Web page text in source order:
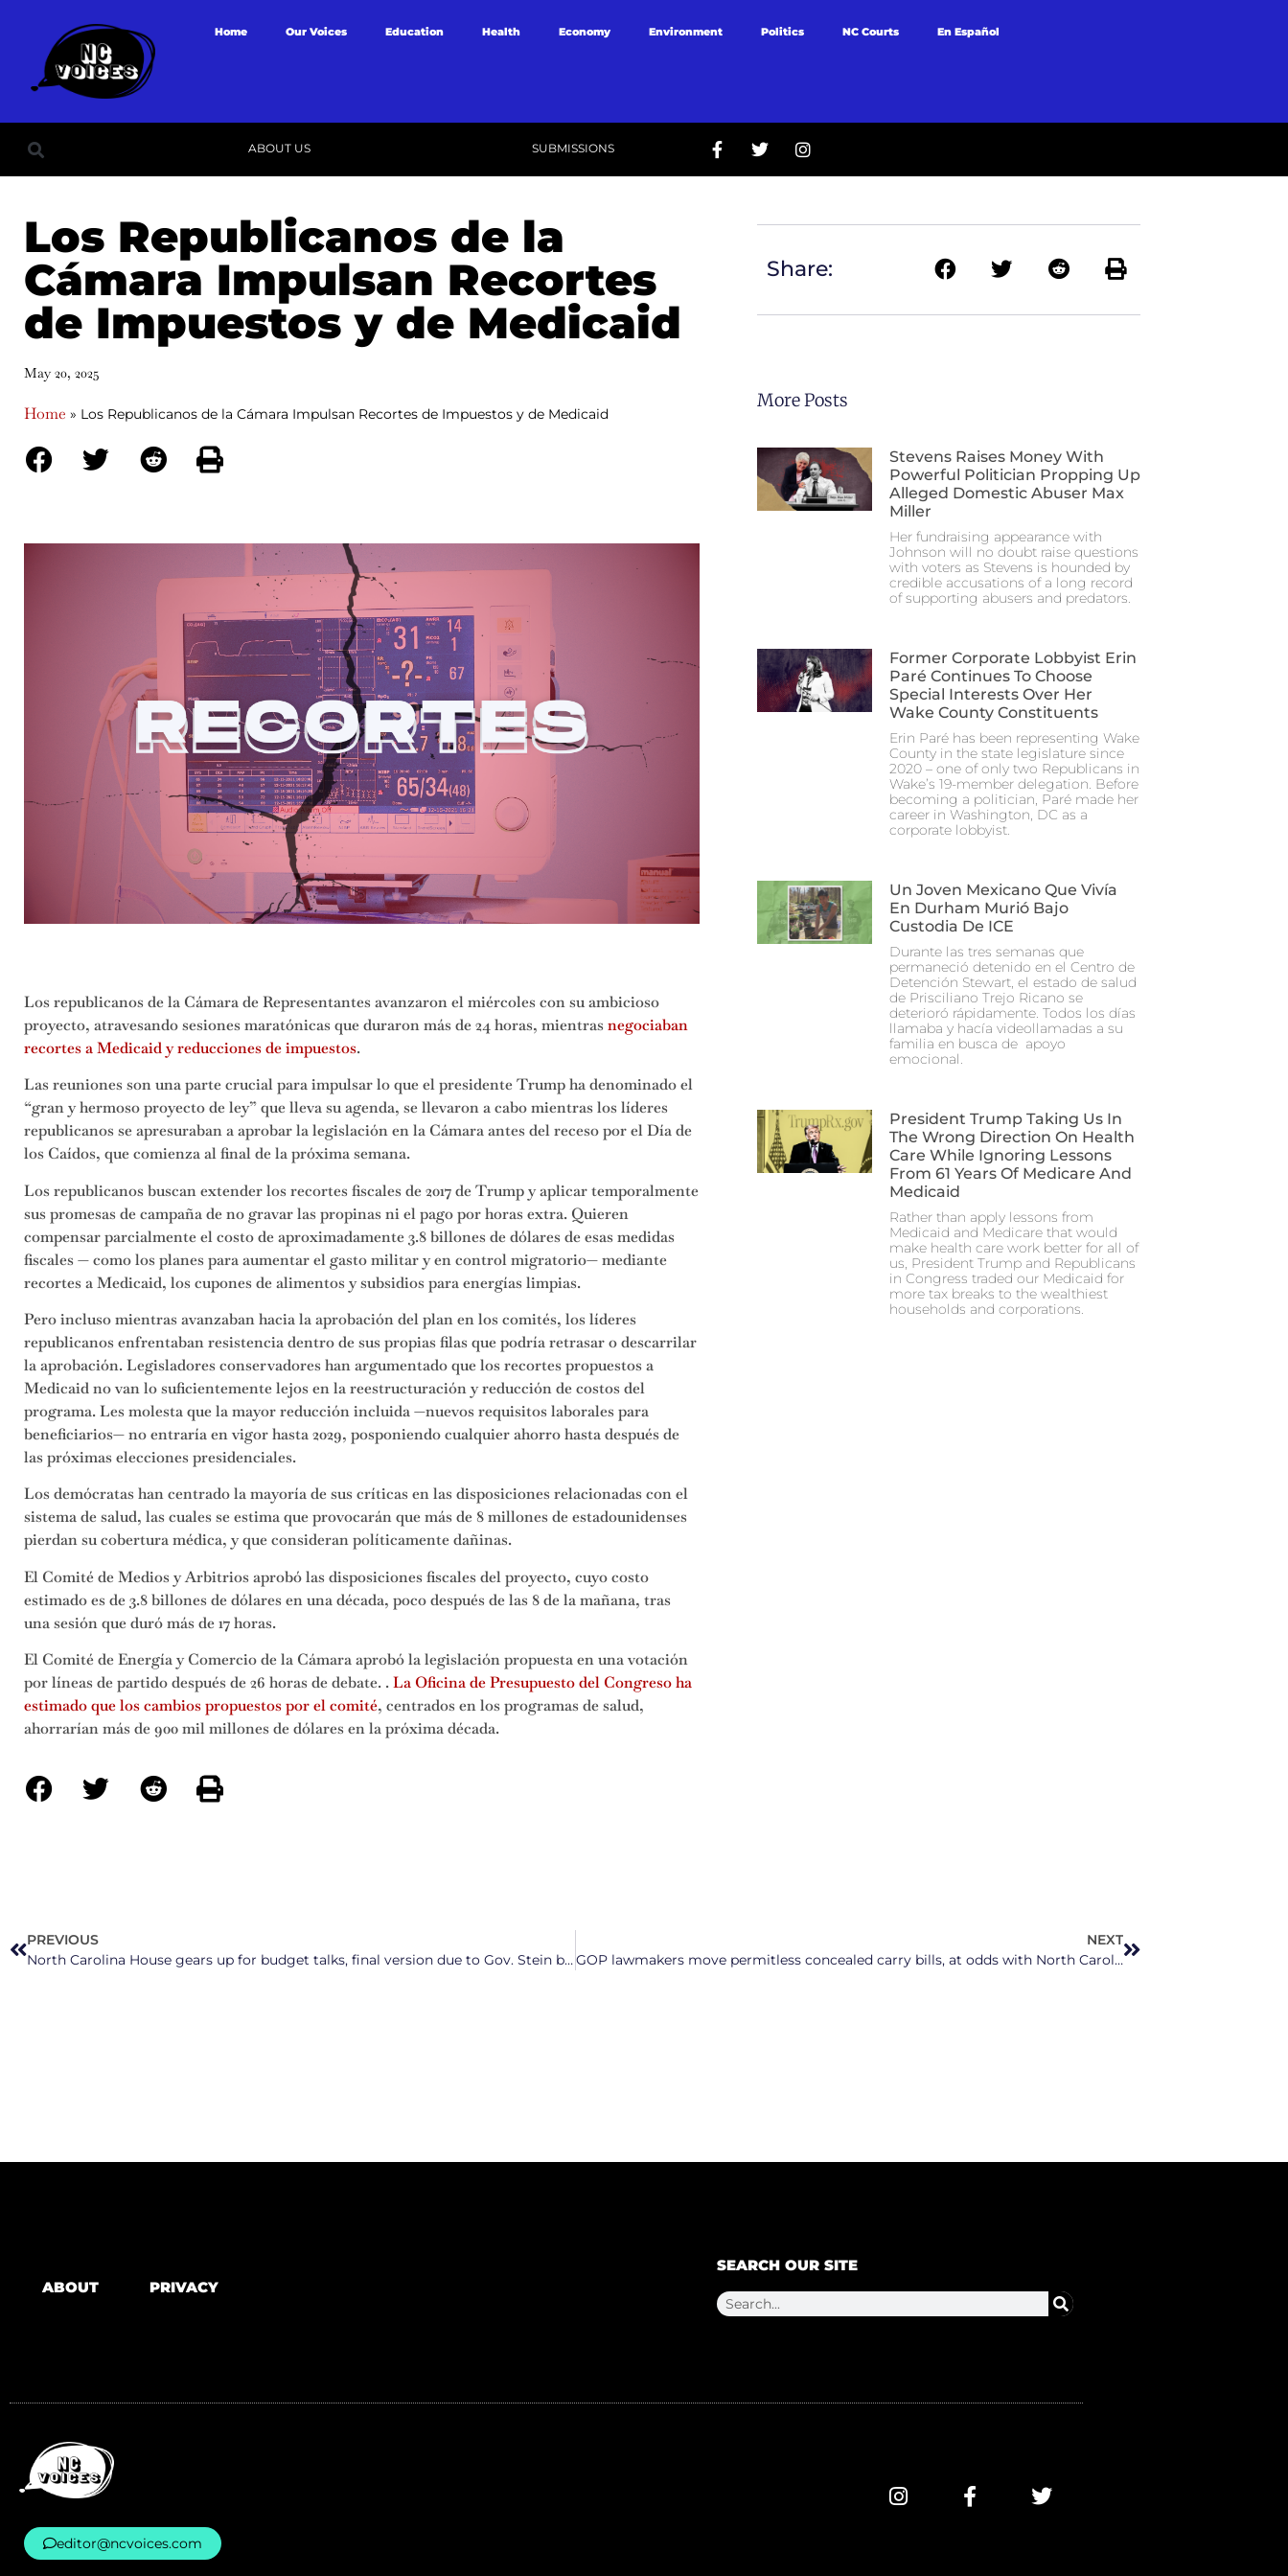
Home Our Voices Education Health Economy Environment Politics NC Courts En Español
ABOUT US SUBMISSIONS
Los Republicanos de la
Cámara Impulsan Recortes
de Impuestos y de Medicaid
May 20, 2025
Home » Los Republicanos de la Cámara Impulsan Recortes de Impuestos y de Medicaid
Los republicanos de la Cámara de Representantes avanzaron el miércoles con su ambicioso
proyecto, atravesando sesiones maratónicas que duraron más de 24 horas, mientras negociaban
recortes a Medicaid y reducciones de impuestos.
Las reuniones son una parte crucial para impulsar lo que el presidente Trump ha denominado el
“gran y hermoso proyecto de ley” que lleva su agenda, se llevaron a cabo mientras los líderes
republicanos se apresuraban a aprobar la legislación en la Cámara antes del receso por el Día de
los Caídos, que comienza al final de la próxima semana.
Los republicanos buscan extender los recortes fiscales de 2017 de Trump y aplicar temporalmente
sus promesas de campaña de no gravar las propinas ni el pago por horas extra. Quieren
compensar parcialmente el costo de aproximadamente 3.8 billones de dólares de esas medidas
fiscales — como los planes para aumentar el gasto militar y en control migratorio— mediante
recortes a Medicaid, los cupones de alimentos y subsidios para energías limpias.
Pero incluso mientras avanzaban hacia la aprobación del plan en los comités, los líderes
republicanos enfrentaban resistencia dentro de sus propias filas que podría retrasar o descarrilar
la aprobación. Legisladores conservadores han argumentado que los recortes propuestos a
Medicaid no van lo suficientemente lejos en la reestructuración y reducción de costos del
programa. Les molesta que la mayor reducción incluida —nuevos requisitos laborales para
beneficiarios— no entraría en vigor hasta 2029, posponiendo cualquier ahorro hasta después de
las próximas elecciones presidenciales.
Los demócratas han centrado la mayoría de sus críticas en las disposiciones relacionadas con el
sistema de salud, las cuales se estima que provocarán que más de 8 millones de estadounidenses
pierdan su cobertura médica, y que consideran políticamente dañinas.
El Comité de Medios y Arbitrios aprobó las disposiciones fiscales del proyecto, cuyo costo
estimado es de 3.8 billones de dólares en una década, poco después de las 8 de la mañana, tras
una sesión que duró más de 17 horas.
El Comité de Energía y Comercio de la Cámara aprobó la legislación propuesta en una votación
por líneas de partido después de 26 horas de debate. .La Oficina de Presupuesto del Congreso ha
estimado que los cambios propuestos por el comité, centrados en los programas de salud,
ahorrarían más de 900 mil millones de dólares en la próxima década.
Share:
More Posts
Stevens Raises Money With
Powerful Politician Propping Up
Alleged Domestic Abuser Max
Miller
Her fundraising appearance with
Johnson will no doubt raise questions
with voters as Stevens is hounded by
credible accusations of a long record
of supporting abusers and predators.
Former Corporate Lobbyist Erin
Paré Continues To Choose
Special Interests Over Her
Wake County Constituents
Erin Paré has been representing Wake
County in the state legislature since
2020 – one of only two Republicans in
Wake’s 19-member delegation. Before
becoming a politician, Paré made her
career in Washington, DC as a
corporate lobbyist.
Un Joven Mexicano Que Vivía
En Durham Murió Bajo
Custodia De ICE
Durante las tres semanas que
permaneció detenido en el Centro de
Detención Stewart, el estado de salud
de Prisciliano Trejo Ricano se
deterioró rápidamente. Todos los días
llamaba y hacía videollamadas a su
familia en busca de apoyo
emocional.
President Trump Taking Us In
The Wrong Direction On Health
Care While Ignoring Lessons
From 61 Years Of Medicare And
Medicaid
Rather than apply lessons from
Medicaid and Medicare that would
make health care work better for all of
us, President Trump and Republicans
in Congress traded our Medicaid for
more tax breaks to the wealthiest
households and corporations.
PREVIOUS
North Carolina House gears up for budget talks, final version due to Gov. Stein by June
NEXT
GOP lawmakers move permitless concealed carry bills, at odds with North Carolina residents
ABOUT PRIVACY
SEARCH OUR SITE
editor@ncvoices.com